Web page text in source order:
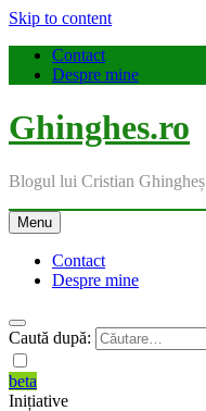
Skip to content
Contact
Despre mine
Ghinghes.ro
Blogul lui Cristian Ghingheș
Menu
Contact
Despre mine
Caută după:
beta
Inițiative